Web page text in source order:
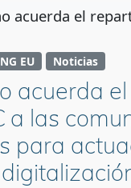
acuerda el
EU Noticias
acuerda
a las
para